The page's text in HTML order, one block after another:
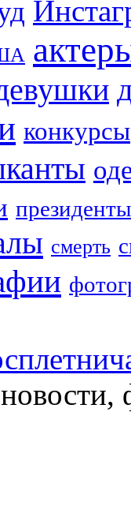
конкурсы
президенты
смерть